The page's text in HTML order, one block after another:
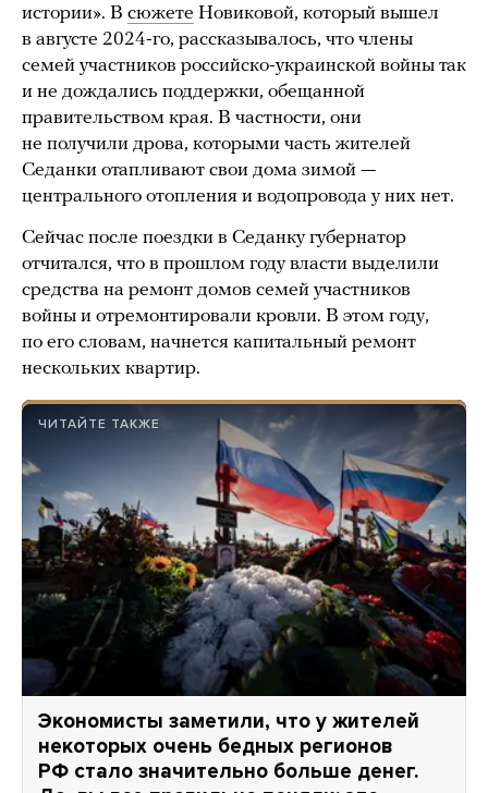
истории». В сюжете Новиковой, который вышел
в августе 2024-го, рассказывалось, что члены
семей участников российско-украинской войны так
и не дождались поддержки, обещанной
правительством края. В частности, они
не получили дрова, которыми часть жителей
Седанки отапливают свои дома зимой —
центрального отопления и водопровода у них нет.
Сейчас после поездки в Седанку губернатор
отчитался, что в прошлом году власти выделили
средства на ремонт домов семей участников
войны и отремонтировали кровли. В этом году,
по его словам, начнется капитальный ремонт
нескольких квартир.
ЧИТАЙТЕ ТАКЖЕ
Экономисты заметили, что у жителей
некоторых очень бедных регионов
РФ стало значительно больше денег.